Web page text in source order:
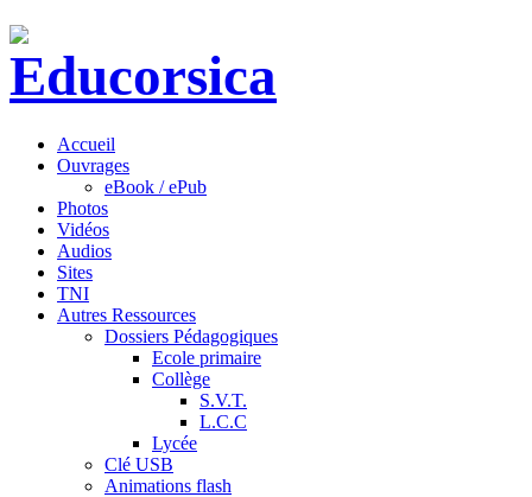
Accueil
Ouvrages
eBook / ePub
Photos
Vidéos
Audios
Sites
TNI
Autres Ressources
Dossiers Pédagogiques
Ecole primaire
Collège
S.V.T.
L.C.C
Lycée
Clé USB
Animations flash